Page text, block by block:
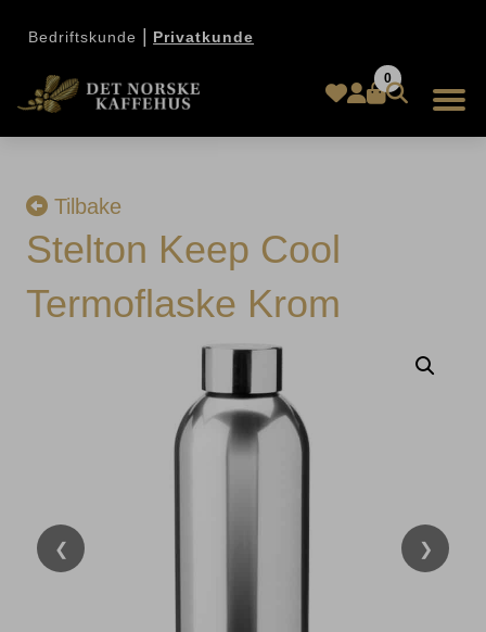
Bedriftskunde Privatkunde
0
Tilbake
Stelton Keep Cool
Termoflaske Krom
❮ ❯